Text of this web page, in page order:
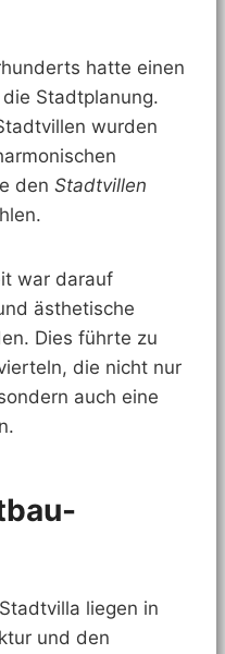
hatte einen
Stadtplanung.
wurden
den Stadtvillen
war darauf
ästhetische
Dies führte zu
die nicht nur
auch eine
liegen in
und den